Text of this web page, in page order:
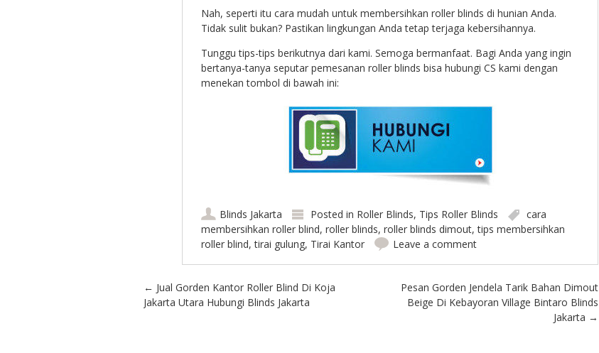
Nah, seperti itu cara mudah untuk membersihkan roller blinds di hunian Anda.
Tidak sulit bukan? Pastikan lingkungan Anda tetap terjaga kebersihannya.
Tunggu tips-tips berikutnya dari kami. Semoga bermanfaat. Bagi Anda yang ingin
bertanya-tanya seputar pemesanan roller blinds bisa hubungi CS kami dengan
menekan tombol di bawah ini:
Blinds Jakarta Posted in Roller Blinds, Tips Roller Blinds
cara
membersihkan roller blind, roller blinds, roller blinds dimout,tips membersihkan
roller blind,tirai gulung, Tirai Kantor Leave a comment
Post navigation
← Jual Gorden Kantor Roller Blind Di Koja
Jakarta Utara Hubungi Blinds Jakarta
Pesan Gorden Jendela Tarik Bahan Dimout
Beige Di Kebayoran Village Bintaro Blinds
Jakarta →